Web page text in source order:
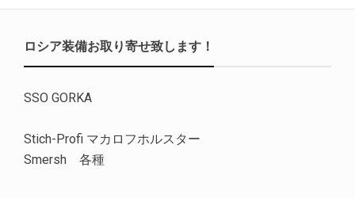
ロシア装備お取り寄せ致します！
SSO GORKA
Stich-Profi マカロフホルスター
Smersh 各種